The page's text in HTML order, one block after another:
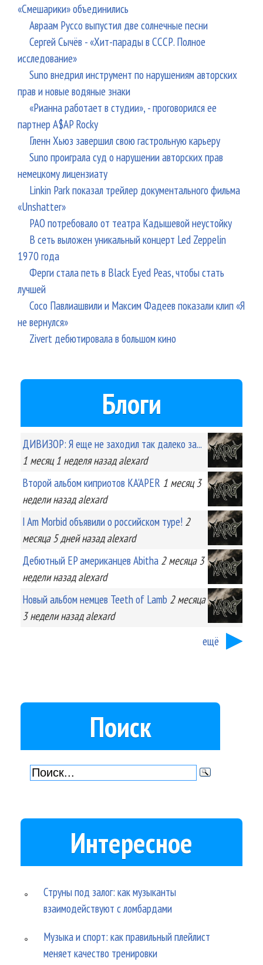
«Смешарики» объединились
Авраам Руссо выпустил две солнечные песни
Сергей Сычёв - «Хит-парады в СССР. Полное
исследование»
Suno внедрил инструмент по нарушениям авторских
прав и новые водяные знаки
«Рианна работает в студии», - проговорился ее
партнер A$AP Rocky
Гленн Хьюз завершил свою гастрольную карьеру
Suno проиграла суд о нарушении авторских прав
немецкому лицензиату
Linkin Park показал трейлер документального фильма
«Unshatter»
РАО потребовало от театра Кадышевой неустойку
В сеть выложен уникальный концерт Led Zeppelin
1970 года
Ферги стала петь в Black Eyed Peas, чтобы стать
лучшей
Сосо Павлиашвили и Максим Фадеев показали клип «Я
не вернулся»
Zivert дебютировала в большом кино
Блоги
ДИВИЗОР: Я еще не заходил так далеко за...
1 месяц 1 неделяназад alexard
Второй альбом киприотов KA'APER 1 месяц 3
неделиназад alexard
I Am Morbid объявили о российском туре! 2
месяца 5 днейназад alexard
Дебютный EP американцев Abitha 2 месяца 3
неделиназад alexard
Новый альбом немцев Teeth of Lamb 2 месяца
3 неделиназад alexard
ещё
Поиск
Интересное
Струны под залог: как музыканты
взаимодействуют с ломбардами
Музыка и спорт: как правильный плейлист
меняет качество тренировки